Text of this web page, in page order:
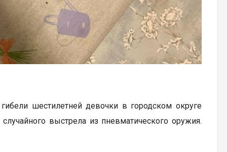
шестилетней девочки в городском округе
выстрела из пневматического оружия.